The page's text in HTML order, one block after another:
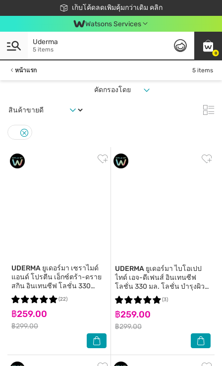
เก็บโค้ดลดเพิ่มคุ้มกว่าเดิม คลิก
ชอปออนไลน์ครั้งแรก ลดเพิ่มจุก ๆ 10%! 🎉
📦ส่งฟรี! เมื่อชอป 499฿
สมาชิกวัตสัน คลับดียังไง?
Watsons Services
0
Uderma
5 items
หน้าแรก 5 items
คัดกรองโดย
UDERMA ยูเดอร์มา เซราไมด์
แอนด์ โปรตีน เอ็กซ์ตร้า-ดราย
สกิน อินเทนซีฟ โลชั่น 330
มล.บำรุงผิว
฿259.00
฿299.00
(22)
UDERMA ยูเดอร์มา ไบโอเปป
ไทด์ เอจ-ดีเฟนส์ อินเทนซีฟ
โลชั่น 330 มล. โลชั่น บำรุงผิว
กาย
฿259.00
฿299.00
(3)